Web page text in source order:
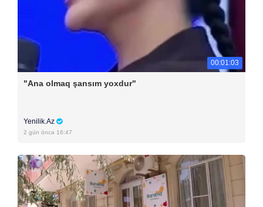
00:01:03
"Ana olmaq şansım yoxdur"
Yenilik.Az
2 gün öncə 16:47